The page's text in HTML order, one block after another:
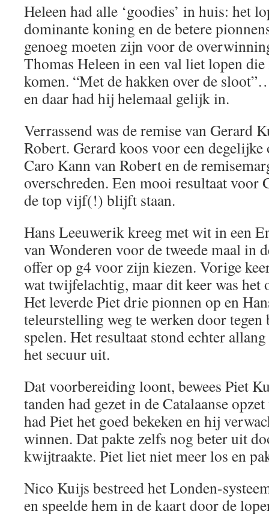
Heleen had alle ‘goodies’ in huis: het
dominante koning en de betere
genoeg moeten zijn voor de
Thomas Heleen in een val liet lopen
komen. “Met de hakken over de
en daar had hij helemaal gelijk in.
Verrassend was de remise van Gerard
Robert. Gerard koos voor een
Caro Kann van Robert en de
overschreden. Een mooi resultaat voor
de top vijf(!) blijft staan.
Hans Leeuwerik kreeg met wit in een
van Wonderen voor de tweede maal in
offer op g4 voor zijn kiezen. Vorige
wat twijfelachtig, maar dit keer was het
Het leverde Piet drie pionnen op en
teleurstelling weg te werken door tegen
spelen. Het resultaat stond echter
het secuur uit.
Dat voorbereiding loont, bewees Piet
tanden had gezet in de Catalaanse
had Piet het goed bekeken en hij
winnen. Dat pakte zelfs nog beter uit
kwijtraakte. Piet liet niet meer los en
Nico Kuijs bestreed het Londen-
en speelde hem in de kaart door de